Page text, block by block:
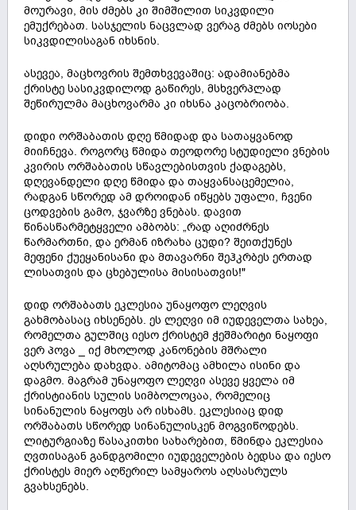
მოურავი, მის ძმებს კი შიმშილით სიკვდილი
ემუქრებათ. სასჯელის ნაცვლად ვერაგ ძმებს იოსები
სიკვდილისაგან იხსნის.
ასევეა, მაცხოვრის შემთხვევაშიც: ადამიანებმა
ქრისტე სასიკვდილოდ გაწირეს, მსხვერპლად
შეწირულმა მაცხოვარმა კი იხსნა კაცობრიობა.
დიდი ორშაბათის დღე წმიდად და სათაყვანოდ
მიიჩნევა. როგორც წმიდა თეოდორე სტუდიელი ვნების
კვირის ორშაბათის სწავლებისთვის ქადაგებს,
დღევანდელი დღე წმიდა და თაყვანსაცემელია,
რადგან სწორედ ამ დროიდან იწყებს უფალი, ჩვენი
ცოდვების გამო, ჯვარზე ვნებას. დავით
წინასწარმეტყველი ამბობს: „რად აღიძრნეს
წარმართნი, და ერმან იზრახა ცუდი? შეითქუნეს
მეფენი ქუეყანისანი და მთავარნი შეჰკრბეს ერთად
ლისათვის და ცხებულისა მისისათვის!"
დიდ ორშაბათს ეკლესია უნაყოფო ლეღვის
გახმობასაც იხსენებს. ეს ლეღვი იმ იუდეველთა სახეა,
რომელთა გულშიც იესო ქრისტემ ჭეშმარიტი ნაყოფი
ვერ პოვა _ იქ მხოლოდ კანონების მშრალი
აღსრულება დახვდა. ამიტომაც ამხილა ისინი და
დაგმო. მაგრამ უნაყოფო ლეღვი ასევე ყველა იმ
ქრისტიანის სულის სიმბოლოცაა, რომელიც
სინანულის ნაყოფს არ ისხამს. ეკლესიაც დიდ
ორშაბათს სწორედ სინანულისკენ მოგვიწოდებს.
ლიტურგიაზე წასაკითხი სახარებით, წმინდა ეკლესია
ღვთისაგან განდგომილი იუდეველების ბედსა და იესო
ქრისტეს მიერ აღწერილ სამყაროს აღსასრულს
გვახსენებს.